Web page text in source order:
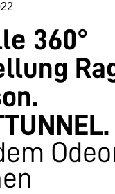
360°